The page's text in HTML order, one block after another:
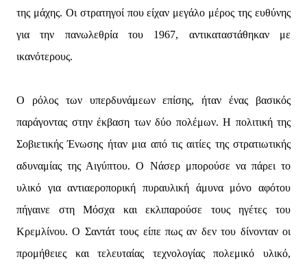
της μάχης. Οι στρατηγοί που είχαν μεγάλο μέρος της ευθύνης
για την πανωλεθρία του 1967, αντικαταστάθηκαν με
ικανότερους.
Ο ρόλος των υπερδυνάμεων επίσης, ήταν ένας βασικός
παράγοντας στην έκβαση των δύο πολέμων. Η πολιτική της
Σοβιετικής Ένωσης ήταν μια από τις αιτίες της στρατιωτικής
αδυναμίας της Αιγύπτου. Ο Νάσερ μπορούσε να πάρει το
υλικό για αντιαεροπορική πυραυλική άμυνα μόνο αφότου
πήγαινε στη Μόσχα και εκλιπαρούσε τους ηγέτες του
Κρεμλίνου. Ο Σαντάτ τους είπε πως αν δεν του δίνονταν οι
προμήθειες και τελευταίας τεχνολογίας πολεμικό υλικό,